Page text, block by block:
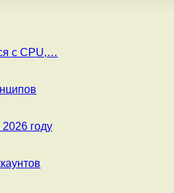
с CPU,…
году